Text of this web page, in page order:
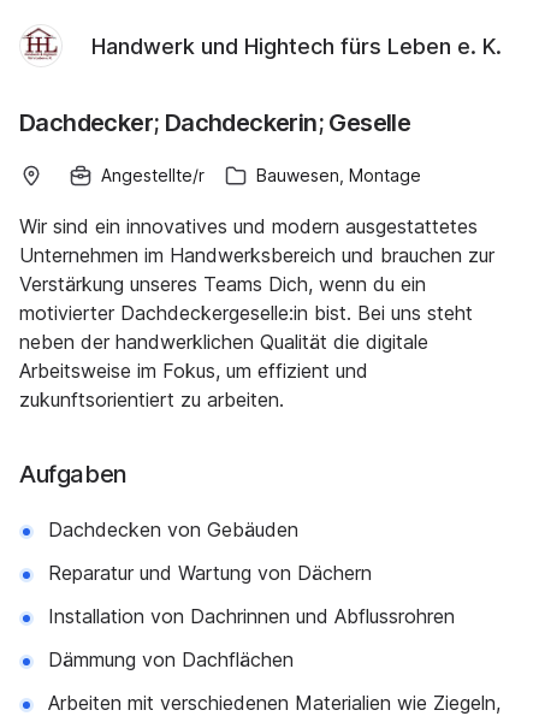
Handwerk und Hightech fürs Leben e. K.
Dachdecker; Dachdeckerin; Geselle
Angestellte/r Bauwesen, Montage
Wir sind ein innovatives und modern ausgestattetes
Unternehmen im Handwerksbereich und brauchen zur
Verstärkung unseres Teams Dich, wenn du ein
motivierter Dachdeckergeselle:in bist. Bei uns steht
neben der handwerklichen Qualität die digitale
Arbeitsweise im Fokus, um effizient und
zukunftsorientiert zu arbeiten.
Aufgaben
Dachdecken von Gebäuden
Reparatur und Wartung von Dächern
Installation von Dachrinnen und Abflussrohren
Dämmung von Dachflächen
Arbeiten mit verschiedenen Materialien wie Ziegeln,